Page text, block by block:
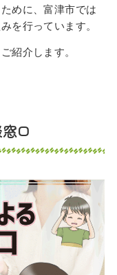
めに、富津市では
を行っています。
紹介します。
口